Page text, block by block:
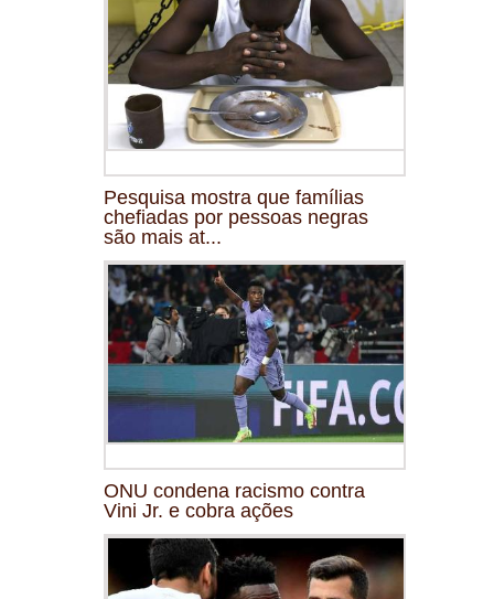
Pesquisa mostra que famílias
chefiadas por pessoas negras
são mais at...
ONU condena racismo contra
Vini Jr. e cobra ações